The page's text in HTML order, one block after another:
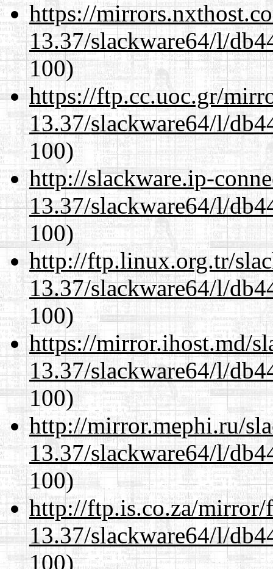
https://
13.37/slackware64/l/
100)
https://ftp.cc.uoc.gr/
13.37/slackware64/l/
100)
http://slackware.ip-
13.37/slackware64/l/
100)
http://ftp.linux.org.tr/
13.37/slackware64/l/
100)
https://mirror.ihost.md/
13.37/slackware64/l/
100)
http://mirror.mephi.ru/
13.37/slackware64/l/
100)
http://ftp.is.co.za/mirror/
13.37/slackware64/l/
100)